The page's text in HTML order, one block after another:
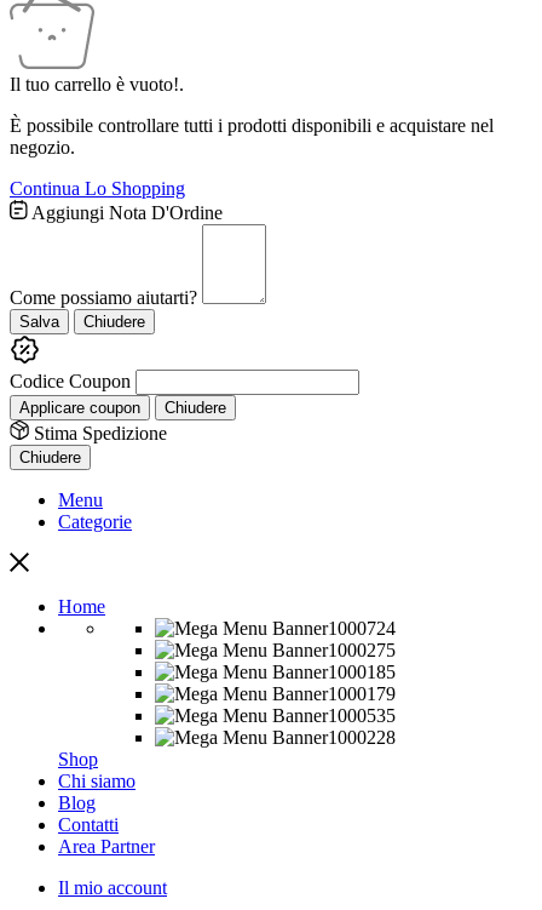
Il tuo carrello è vuoto!.
È possibile controllare tutti i prodotti disponibili e acquistare nel
negozio.
Continua Lo Shopping
Aggiungi Nota D'Ordine
Come possiamo aiutarti?
Salva Chiudere
Codice Coupon
Applicare coupon Chiudere
Stima Spedizione
Chiudere
Menu
Categorie
Home
Shop
Chi siamo
Blog
Contatti
Area Partner
Il mio account